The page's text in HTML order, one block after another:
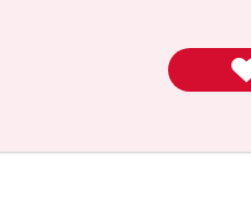
gideceğini söylemiş